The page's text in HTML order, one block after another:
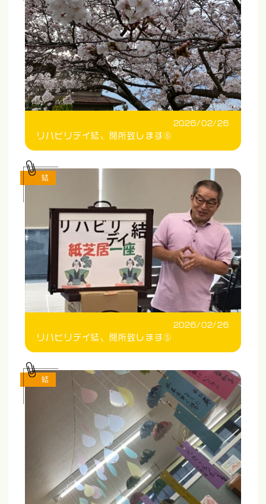
2026/02/26
リハビリデイ結、閉所致します⑥
2026/02/26
リハビリデイ結、閉所致します⑤
結
結